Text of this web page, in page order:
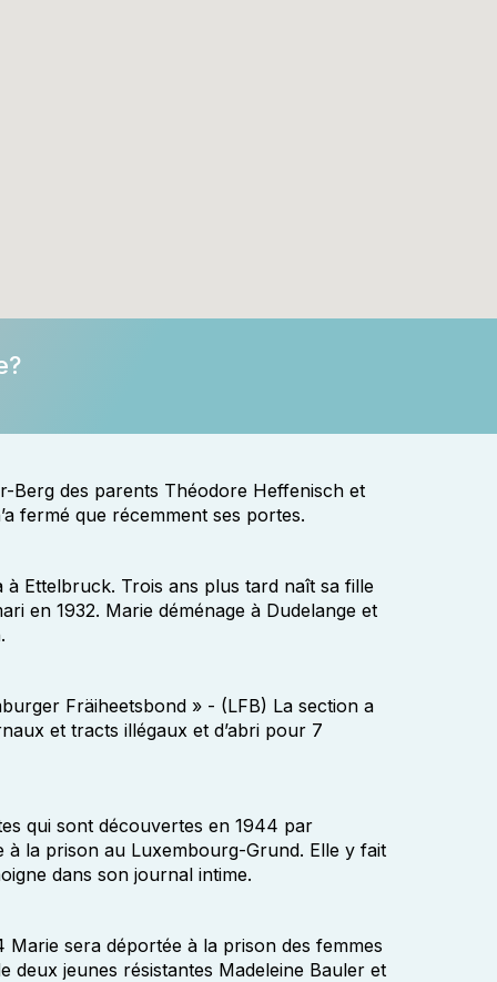
Berg des parents Théodore Heffenisch et
fermé que récemment ses portes.
à Ettelbruck. Trois ans plus tard naît sa fille
en 1932. Marie déménage à Dudelange et
Fräiheetsbond » - (LFB) La section a
et tracts illégaux et d’abri pour 7
qui sont découvertes en 1944 par
à la prison au Luxembourg-Grund. Elle y fait
dans son journal intime.
sera déportée à la prison des femmes
deux jeunes résistantes Madeleine Bauler et